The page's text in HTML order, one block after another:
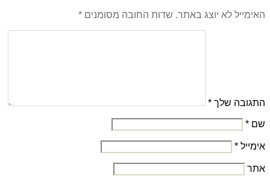
האימייל לא יוצג באתר. שדות החובה מסומנים *
התגובה שלך *
שם *
אימייל *
אתר